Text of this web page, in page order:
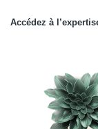
Accédez à